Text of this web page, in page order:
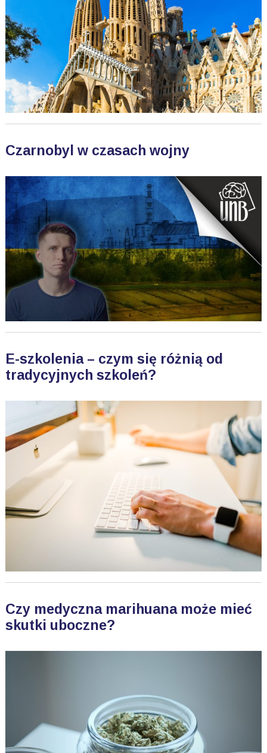
Czarnobyl w czasach wojny
E-szkolenia – czym się różnią od
tradycyjnych szkoleń?
Czy medyczna marihuana może mieć
skutki uboczne?